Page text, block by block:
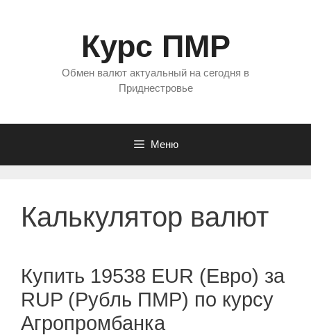
Курс ПМР
Обмен валют актуальный на сегодня в
Приднестровье
Меню
Калькулятор валют
Купить 19538 EUR (Евро) за
RUP (Рубль ПМР) по курсу
Агропромбанка